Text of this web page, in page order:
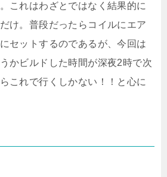
これはわざとではなく結果的に
け。普段だったらコイルにエア
セットするのであるが、今回は
かビルドした時間が深夜2時で次
これで行くしかない！！と心に